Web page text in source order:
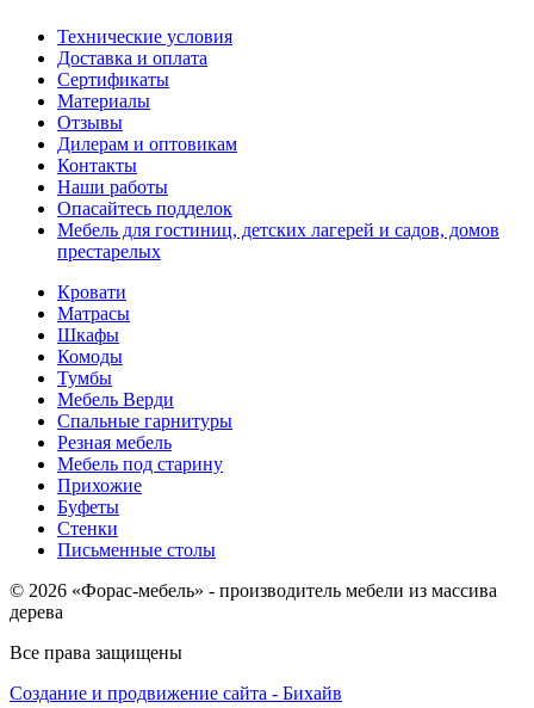
Технические условия
Доставка и оплата
Сертификаты
Материалы
Отзывы
Дилерам и оптовикам
Контакты
Наши работы
Опасайтесь подделок
Мебель для гостиниц, детских лагерей и садов, домов
престарелых
Кровати
Матрасы
Шкафы
Комоды
Тумбы
Мебель Верди
Спальные гарнитуры
Резная мебель
Мебель под старину
Прихожие
Буфеты
Стенки
Письменные столы
© 2026 «Форас-мебель» - производитель мебели из массива
дерева
Все права защищены
Создание и продвижение сайта - Бихайв